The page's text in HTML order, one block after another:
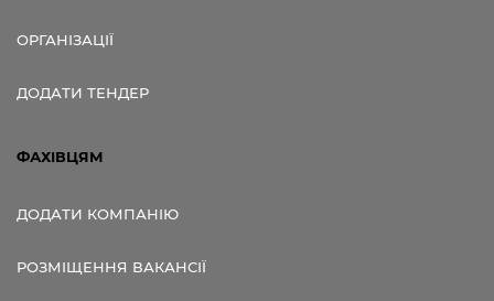
ОРГАНІЗАЦІЇ
ДОДАТИ ТЕНДЕР
ФАХІВЦЯМ
ДОДАТИ КОМПАНІЮ
РОЗМІЩЕННЯ ВАКАНСІЇ